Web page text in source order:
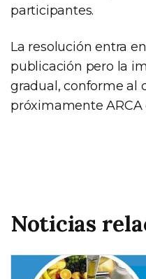
participantes.
La resolución entra
publicación pero la
gradual, conforme al
próximamente ARCA
Noticias